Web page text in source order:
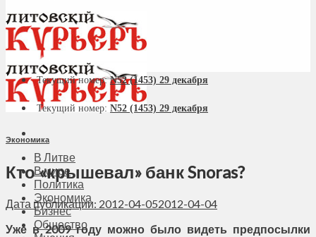
В Литве
В мире
Политика
Экономика
Бизнес
Общество
Текущий номер:N52 (1453) 29 декабря
Текущий номер: N52 (1453) 29 декабря
Экономика
Кто «крышевал» банк Snoras?
Дата публикации: 2012-04-052012-04-04
Уже в 2009 году можно было видеть предпосылки